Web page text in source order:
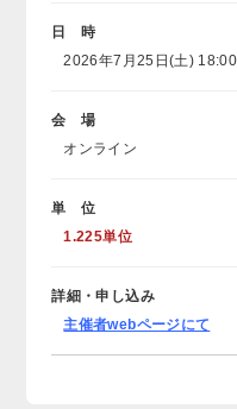
日 時
2026年7月25日(土)
会 場
オンライン
単 位
1.225単位
詳細・申し込み
主催者webページにて